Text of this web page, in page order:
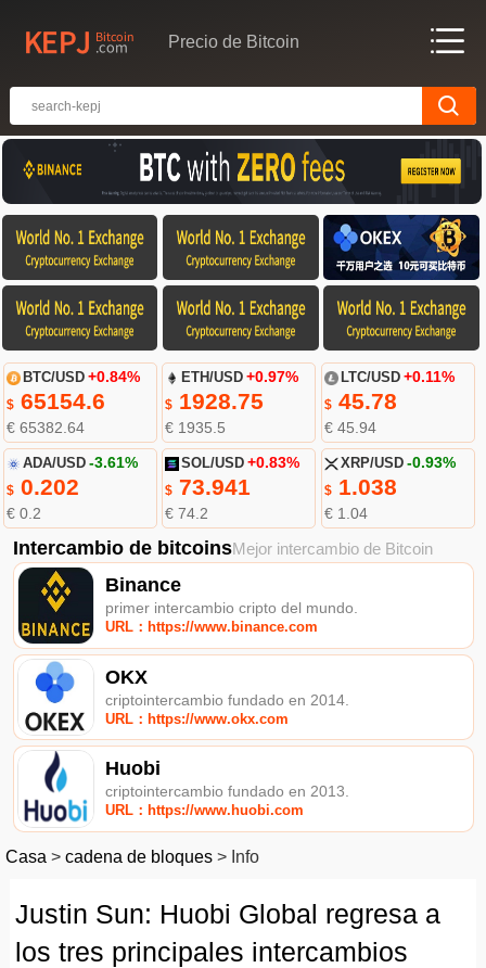
Precio de Bitcoin
BTC/USD +0.84%
$65154.6
€ 65382.64
ETH/USD +0.97%
$ 1928.75
€ 1935.5
LTC/USD +0.11%
$45.78
€ 45.94
ADA/USD -3.61%
$0.202
€ 0.2
SOL/USD +0.83%
$ 73.941
€ 74.2
XRP/USD -0.93%
$1.038
€ 1.04
Intercambio de bitcoinsMejor intercambio de Bitcoin
Binance
primer intercambio cripto del mundo.
URL：https://www.binance.com
OKX
criptointercambio fundado en 2014.
URL：https://www.okx.com
Huobi
criptointercambio fundado en 2013.
URL：https://www.huobi.com
Casa > cadena de bloques > Info
Justin Sun: Huobi Global regresa a
los tres principales intercambios